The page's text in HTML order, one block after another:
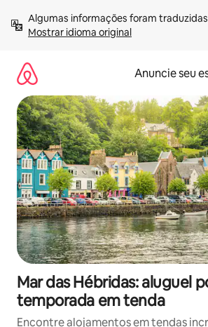
para
Mostrar idioma original
Anuncie seu
Mar das Hébridas: aluguel
temporada em tenda
Encontre alojamentos em tendas